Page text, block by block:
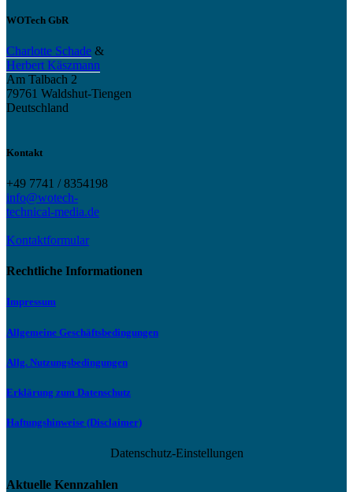
WOTech GbR
Charlotte Schade &
Herbert Käszmann
Am Talbach 2
79761 Waldshut-Tiengen
Deutschland
Kontakt
+49 7741 / 8354198
info@wotech-
technical-media.de
Kontaktformular
Rechtliche Informationen
Impressum
Allgemeine Geschäftsbedingungen
Allg. Nutzungsbedingungen
Erklärung zum Datenschutz
Haftungshinweise (Disclaimer)
Datenschutz-Einstellungen
Aktuelle Kennzahlen